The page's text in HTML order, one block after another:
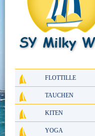
FLOTTILLE
TAUCHEN
KITEN
YOGA